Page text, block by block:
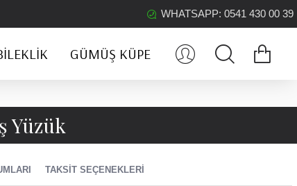
WHATSAPP: 0541 430 00 39
GÜMÜŞ KÜPE
Yüzük
TAKSIT SEÇENEKLERI